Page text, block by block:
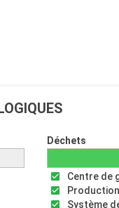
Déchets
Centre de
Système